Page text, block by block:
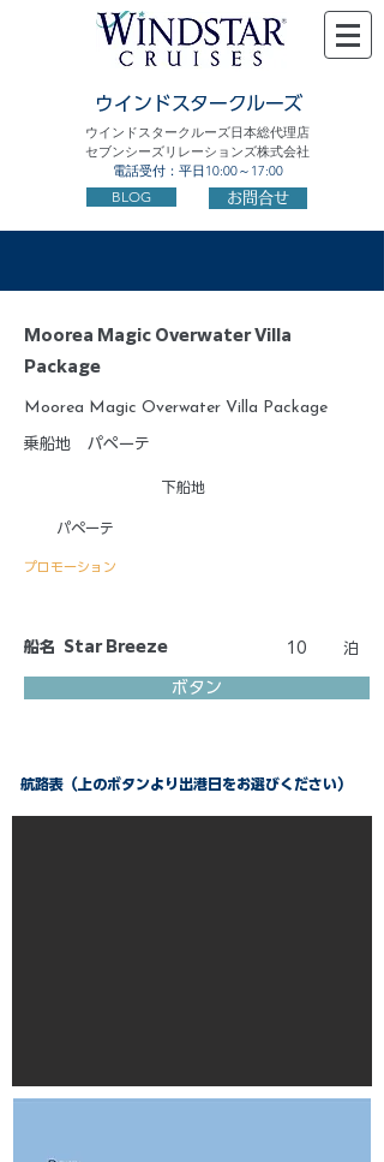
ウインドスタークルーズ
ウインドスタークルーズ日本総代理店
セブンシーズリレーションズ株式会社
電話受付：平日10:00～17:00
BLOG お問合せ
Moorea Magic Overwater Villa
Package
Moorea Magic Overwater Villa Package
乗船地 パペーテ
下船地
パペーテ
プロモーション
船名 Star Breeze 10 泊
ボタン
航路表（上のボタンより出港日をお選びください）